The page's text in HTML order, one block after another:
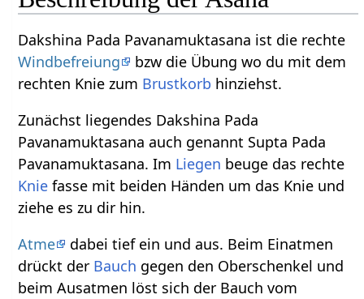
Dakshina Pada Pavanamuktasana ist die rechte
Windbefreiung
bzw die Übung wo du mit dem
rechten Knie zum Brustkorb hinziehst.
Zunächst liegendes Dakshina Pada
Pavanamuktasana auch genannt Supta Pada
Pavanamuktasana. Im Liegen beuge das rechte
Knie fasse mit beiden Händen um das Knie und
ziehe es zu dir hin.
Atme
dabei tief ein und aus. Beim Einatmen
drückt der Bauch gegen den Oberschenkel und
beim Ausatmen löst sich der Bauch vom